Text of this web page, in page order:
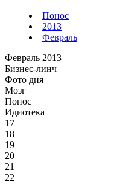
Понос
2013
Февраль
Февраль 2013
Бизнес-линч
Фото дня
Мозг
Понос
Идиотека
17
18
19
20
21
22